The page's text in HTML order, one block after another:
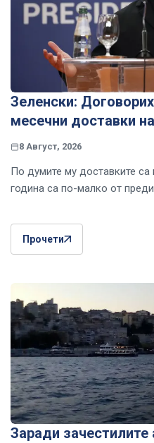
Зеленски:
месечни доставки
8 Август, 2026
По думите му доставките са
година са по-малко от преди
Прочети
Заради